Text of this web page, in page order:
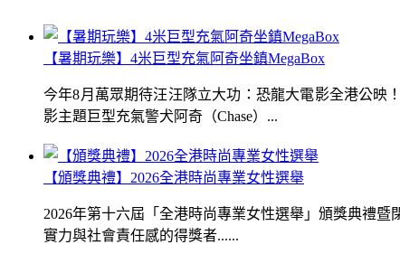
【暑期玩樂】4米巨型充氣阿奇坐鎮MegaBox
今年8月萬眾期待汪汪隊立大功：恐龍大電影全港公映
影主題巨型充氣警犬阿奇（Chase）...
【頒獎典禮】2026全港時尚專業女性選舉
2026年第十六屆「全港時尚專業女性選舉」頒獎典禮
實力與社會責任感的得獎者......